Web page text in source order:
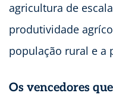
agricultura de
produtividade
população rural e a
Os vencedores